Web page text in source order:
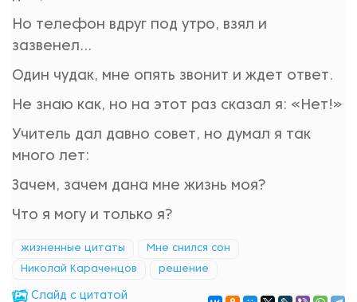
Но телефон вдруг под утро, взял и
зазвенел...
Один чудак, мне опять звонит и ждет ответ.
Не знаю как, но на этот раз сказал я: «Нет!»
Учитель дал давно совет, но думал я так
много лет:
Зачем, зачем дана мне жизнь моя?
Что я могу и только я?
жизненные цитаты Мне снился сон
Николай Караченцов решение
Cлайд с цитатой